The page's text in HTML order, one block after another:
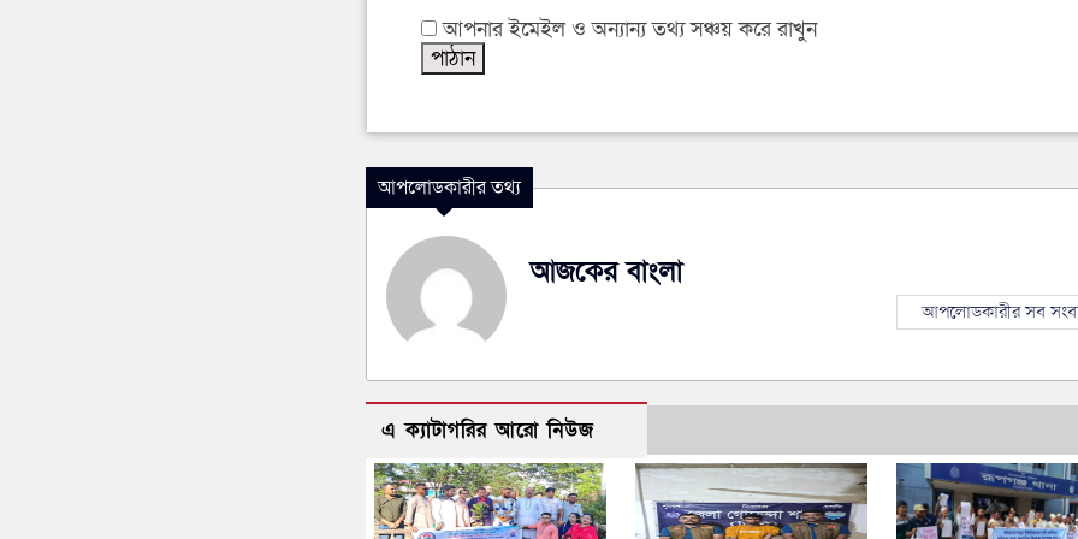
আপনার ইমেইল ও অন্যান্য তথ্য সঞ্চয় করে রাখুন
আপলোডকারীর তথ্য
আজকের বাংলা
আপলোডকারীর সব
এ ক্যাটাগরির আরো নিউজ